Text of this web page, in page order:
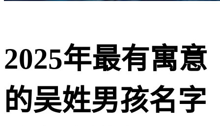
2025年最有寓意
的吴姓男孩名字